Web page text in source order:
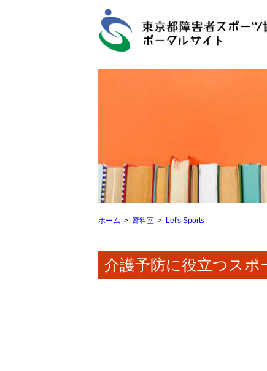
ホーム 資料室 Let's Sports
介護予防に役立つス